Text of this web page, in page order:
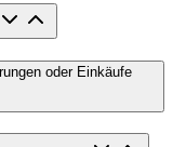
oder Einkäufe